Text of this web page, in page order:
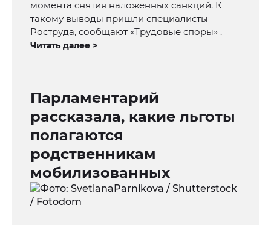
момента снятия наложенных санкций. К
такому выводы пришли специалисты
Роструда, сообщают «Трудовые споры» .
Читать далее >
Парламентарий
рассказала, какие льготы
полагаются
родственникам
мобилизованных